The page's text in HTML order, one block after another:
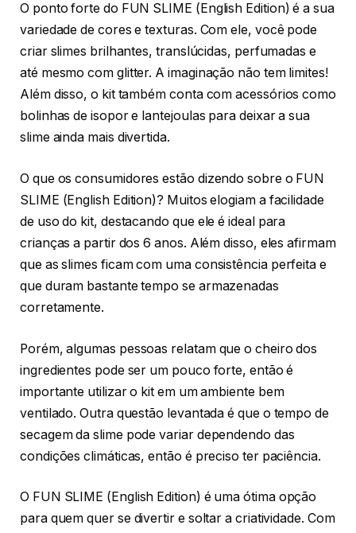
O ponto forte do FUN SLIME (English Edition) é a sua
variedade de cores e texturas. Com ele, você pode
criar slimes brilhantes, translúcidas, perfumadas e
até mesmo com glitter. A imaginação não tem limites!
Além disso, o kit também conta com acessórios como
bolinhas de isopor e lantejoulas para deixar a sua
slime ainda mais divertida.
O que os consumidores estão dizendo sobre o FUN
SLIME (English Edition)? Muitos elogiam a facilidade
de uso do kit, destacando que ele é ideal para
crianças a partir dos 6 anos. Além disso, eles afirmam
que as slimes ficam com uma consistência perfeita e
que duram bastante tempo se armazenadas
corretamente.
Porém, algumas pessoas relatam que o cheiro dos
ingredientes pode ser um pouco forte, então é
importante utilizar o kit em um ambiente bem
ventilado. Outra questão levantada é que o tempo de
secagem da slime pode variar dependendo das
condições climáticas, então é preciso ter paciência.
O FUN SLIME (English Edition) é uma ótima opção
para quem quer se divertir e soltar a criatividade. Com